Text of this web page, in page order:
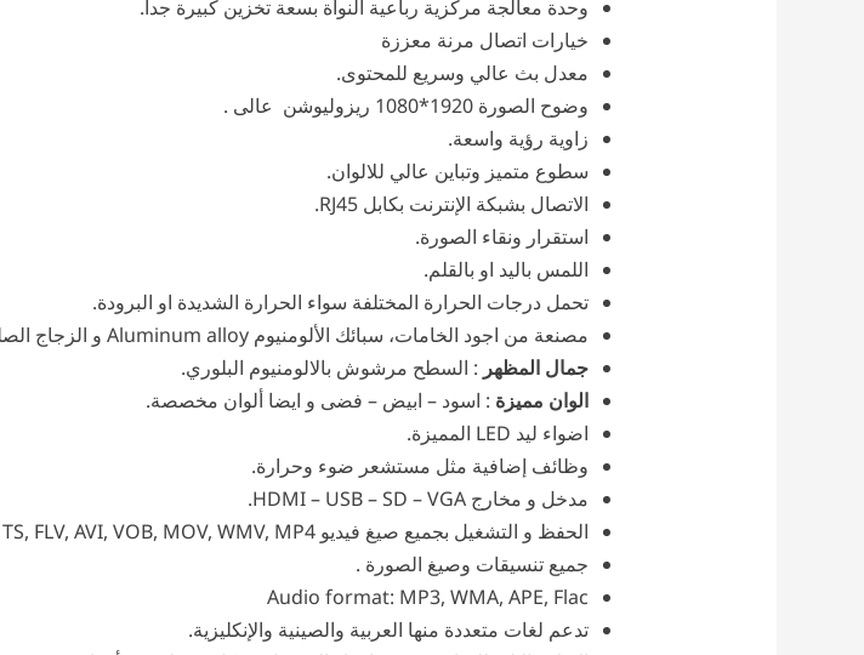
وحدة معالجة مركزية رباعية النواة بسعة تخزين كبيرة جدا.
خيارات اتصال مرنة معززة
معدل بث عالي وسريع للمحتوى.
وضوح الصورة 1920*1080 ريزوليوشن عالى .
زاوية رؤية واسعة.
سطوع متميز وتباين عالي للالوان.
الاتصال بشبكة الإنترنت بكابل RJ45.
استقرار ونقاء الصورة.
اللمس باليد او بالقلم.
تحمل درجات الحرارة المختلفة سواء الحرارة الشديدة او البرودة.
مصنعة من اجود الخامات، سبائك الألومنيوم Aluminum alloy و الزجاج الصلب tempered glass.
جمال المظهر : السطح مرشوش بالالومنيوم البلوري.
الوان مميزة : اسود – ابيض – فضى و ايضا ألوان مخصصة.
اضواء ليد LED المميزة.
وظائف إضافية مثل مستشعر ضوء وحرارة.
مدخل و مخارج HDMI – USB – SD – VGA.
الحفظ و التشغيل بجميع صيغ فيديو RM/RMVB, MKV, TS, FLV, AVI, VOB, MOV, WMV, MP4.
جميع تنسيقات وصيغ الصورة .
Audio format: MP3, WMA, APE, Flac
تدعم لغات متعددة منها العربية والصينية والإنكليزية.